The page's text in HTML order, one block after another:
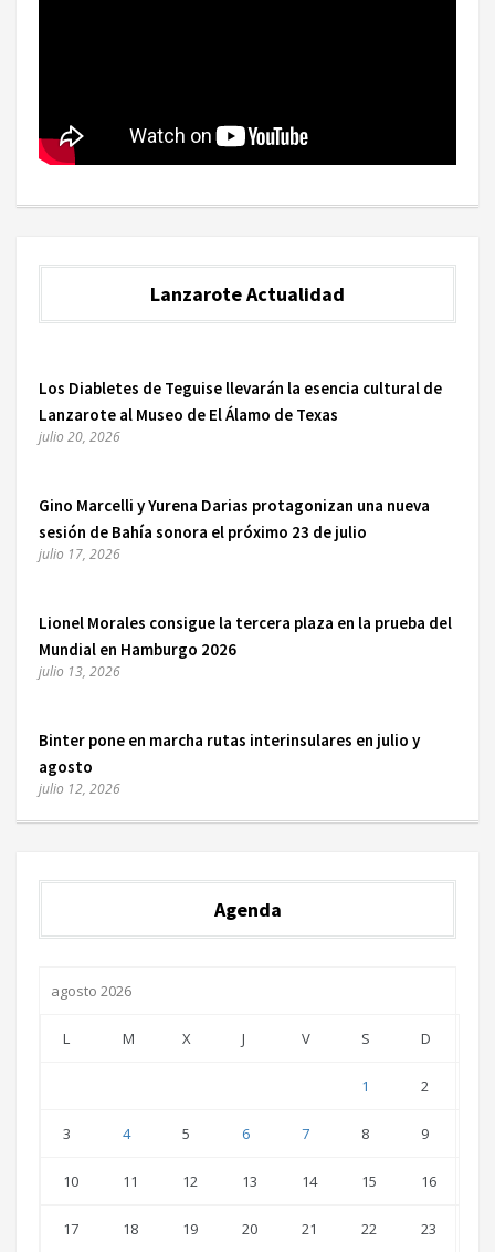
Lanzarote Actualidad
Los Diabletes de Teguise llevarán la esencia cultural de
Lanzarote al Museo de El Álamo de Texas
julio 20, 2026
Gino Marcelli y Yurena Darias protagonizan una nueva
sesión de Bahía sonora el próximo 23 de julio
julio 17, 2026
Lionel Morales consigue la tercera plaza en la prueba del
Mundial en Hamburgo 2026
julio 13, 2026
Binter pone en marcha rutas interinsulares en julio y
agosto
julio 12, 2026
Agenda
agosto 2026
L M X J V S D
1 2
3 4 5 6 7 8 9
10 11 12 13 14 15 16
17 18 19 20 21 22 23